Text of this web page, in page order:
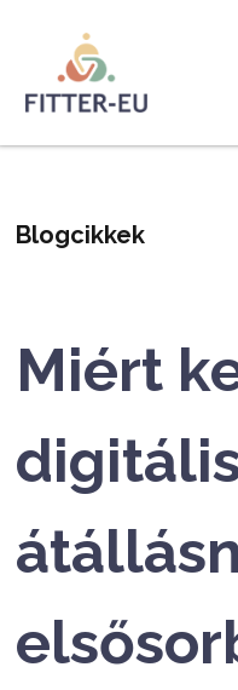
tartalomra
Logo
Blogcikkek
Miért